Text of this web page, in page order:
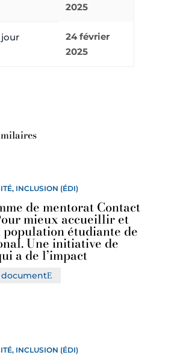
2025
jour
24 février
2025
INCLUSION (ÉDI)
de mentorat Contact
mieux accueillir et
étudiante de
Une initiative de
a de l’impact
document
INCLUSION (ÉDI)